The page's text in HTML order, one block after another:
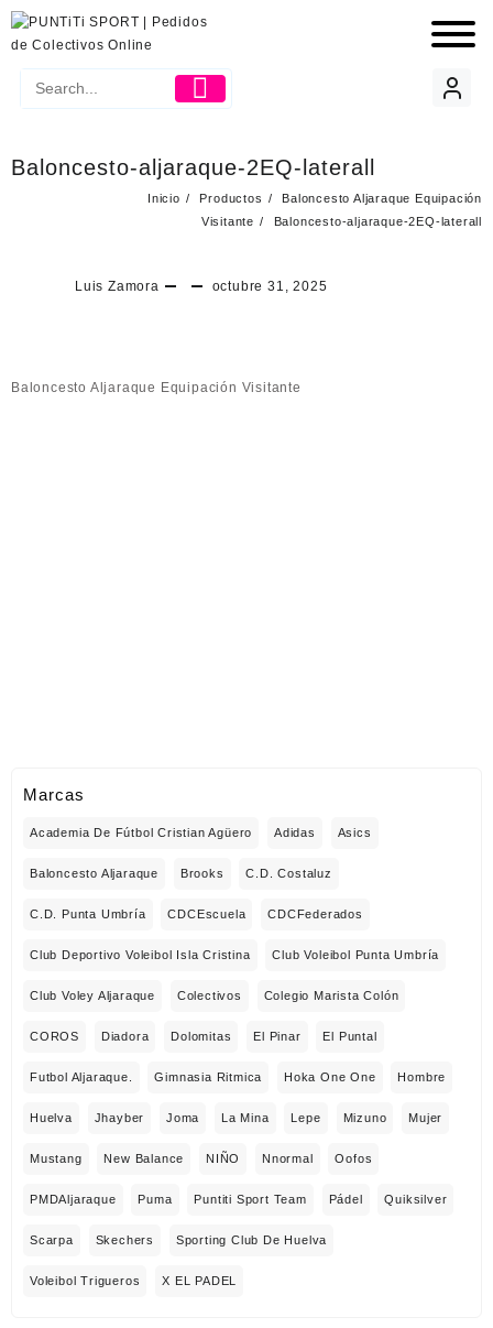
Baloncesto-aljaraque-2EQ-laterall
Inicio Productos
Baloncesto Aljaraque Equipación
Visitante
Baloncesto-aljaraque-2EQ-laterall
Luis Zamora octubre 31, 2025
Baloncesto Aljaraque Equipación Visitante
Marcas
Academia De Fútbol Cristian Agüero Adidas Asics
Baloncesto Aljaraque Brooks C.D. Costaluz
C.D. Punta Umbría CDCEscuela CDCFederados
Club Deportivo Voleibol Isla Cristina Club Voleibol Punta Umbría
Club Voley Aljaraque Colectivos Colegio Marista Colón
COROS Diadora Dolomitas El Pinar El Puntal
Futbol Aljaraque. Gimnasia Ritmica Hoka One One Hombre
Huelva Jhayber Joma La Mina Lepe Mizuno Mujer
Mustang New Balance NIÑO Nnormal Oofos
PMDAljaraque Puma Puntiti Sport Team Pádel Quiksilver
Scarpa Skechers Sporting Club De Huelva
Voleibol Trigueros X EL PADEL